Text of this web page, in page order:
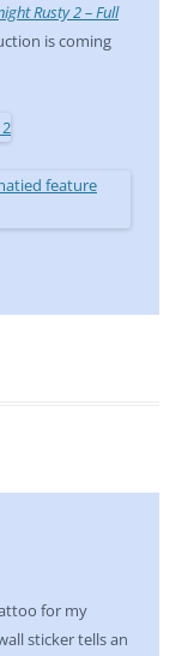
Rusty 2 – Full
is coming
for my
sticker tells an